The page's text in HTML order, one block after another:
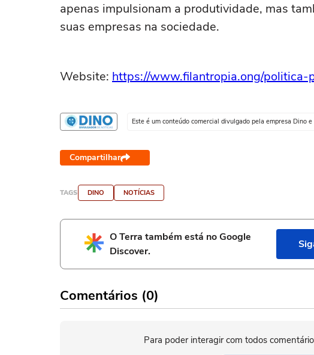
apenas impulsionam a produtividade, mas
suas empresas na sociedade.
Website: https://www.filantropia.ong/politica-
Este é um conteúdo comercial divulgado pela empresa Dino
Compartilhar
TAGS DINO NOTÍCIAS
O Terra também está no Google
Discover.
Comentários (0)
Para poder interagir com todos